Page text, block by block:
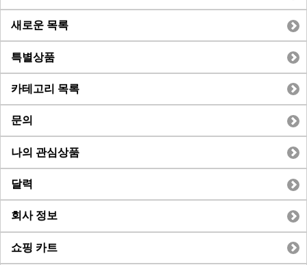
새로운 목록
특별상품
카테고리 목록
문의
나의 관심상품
달력
회사 정보
쇼핑 카트